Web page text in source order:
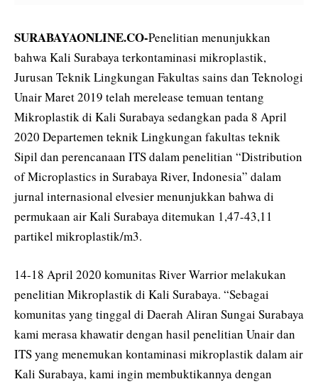
SURABAYAONLINE.CO-Penelitian menunjukkan
bahwa Kali Surabaya terkontaminasi mikroplastik,
Jurusan Teknik Lingkungan Fakultas sains dan Teknologi
Unair Maret 2019 telah merelease temuan tentang
Mikroplastik di Kali Surabaya sedangkan pada 8 April
2020 Departemen teknik Lingkungan fakultas teknik
Sipil dan perencanaan ITS dalam penelitian “Distribution
of Microplastics in Surabaya River, Indonesia” dalam
jurnal internasional elvesier menunjukkan bahwa di
permukaan air Kali Surabaya ditemukan 1,47-43,11
partikel mikroplastik/m3.
14-18 April 2020 komunitas River Warrior melakukan
penelitian Mikroplastik di Kali Surabaya. “Sebagai
komunitas yang tinggal di Daerah Aliran Sungai Surabaya
kami merasa khawatir dengan hasil penelitian Unair dan
ITS yang menemukan kontaminasi mikroplastik dalam air
Kali Surabaya, kami ingin membuktikannya dengan